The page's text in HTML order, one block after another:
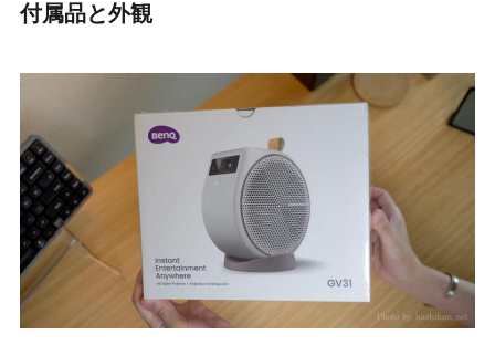
付属品と外観